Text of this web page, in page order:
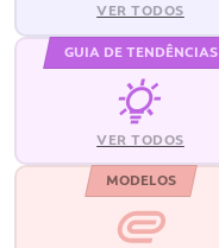
VER TODOS
GUIA DE TENDÊNCIAS
VER TODOS
MODELOS